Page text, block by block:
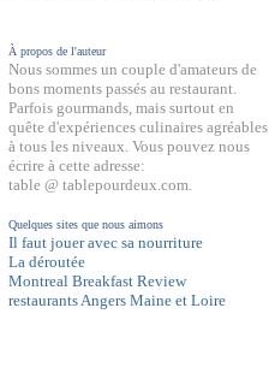
À propos de l'auteur
Nous sommes un couple d'amateurs de
bons moments passés au restaurant.
Parfois gourmands, mais surtout en
quête d'expériences culinaires agréables
à tous les niveaux. Vous pouvez nous
écrire à cette adresse:
table @ tablepourdeux.com.
Quelques sites que nous aimons
Il faut jouer avec sa nourriture
La déroutée
Montreal Breakfast Review
restaurants Angers Maine et Loire